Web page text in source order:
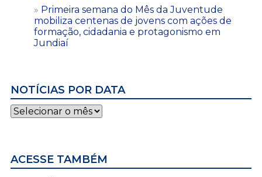
Primeira semana do Mês da Juventude
mobiliza centenas de jovens com ações de
formação, cidadania e protagonismo em
Jundiaí
NOTÍCIAS POR DATA
Notícias
por
ACESSE TAMBÉM